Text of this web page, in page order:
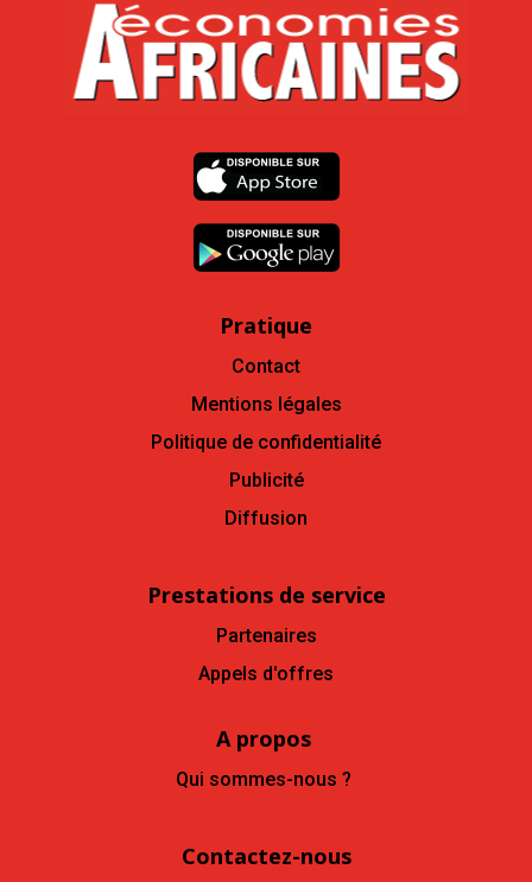
Pratique
Contact
Mentions légales
Politique de confidentialité
Publicité
Diffusion
Prestations de service
Partenaires
Appels d'offres
A propos
Qui sommes-nous ?
Contactez-nous